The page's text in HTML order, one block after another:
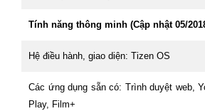
Tính năng thông minh (Cập nhật 05/
Hệ điều hành, giao diện: Tizen OS
Các ứng dụng sẵn có: Trình duyệt web,
Play, Film+